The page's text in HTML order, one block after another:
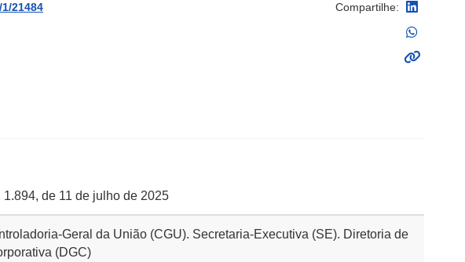
21484 Compartilhe:
1.894, de 11 de julho de 2025
Geral da União (CGU). Secretaria-Executiva (SE). Diretoria de
(DGC)